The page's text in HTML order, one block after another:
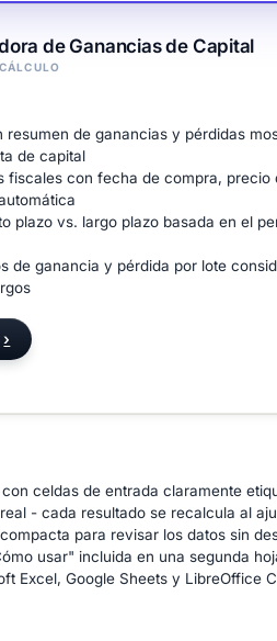
celdas de entrada claramente
- cada resultado se recalcula al
para revisar los datos sin
usar" incluida en una segunda
Excel, Google Sheets y LibreOffice
de Ganancias de Capital
resumen de ganancias y pérdidas
de capital
fiscales con fecha de compra,
plazo vs. largo plazo basada en el
de ganancia y pérdida por lote
›